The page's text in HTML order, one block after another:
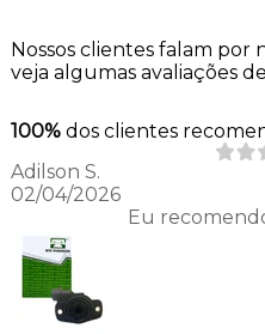
Nossos clientes falam por
veja algumas avaliações
100% dos clientes
Adilson S.
02/04/2026
Eu